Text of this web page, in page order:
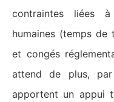
contraintes liées
humaines (temps
et congés
attend de plus, par
apportent un appui